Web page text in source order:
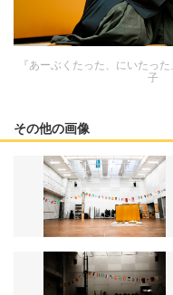
『あーぶくたった、にいたっ
子
その他の画像